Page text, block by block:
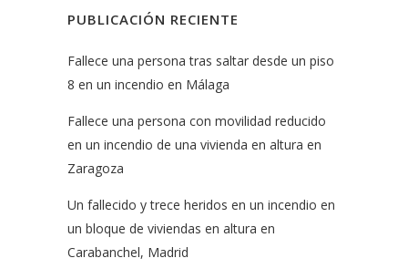
PUBLICACIÓN RECIENTE
Fallece una persona tras saltar desde un piso
8 en un incendio en Málaga
Fallece una persona con movilidad reducido
en un incendio de una vivienda en altura en
Zaragoza
Un fallecido y trece heridos en un incendio en
un bloque de viviendas en altura en
Carabanchel, Madrid